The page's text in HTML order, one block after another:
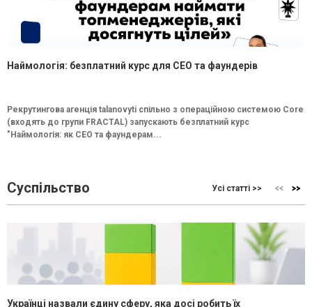
Наймологія: безплатний курс для CEO та фаундерів
Рекрутингова агенція talanovyti спільно з операційною системою Core
(входять до групи FRACTAL) запускають безплатний курс
"Наймологія: як СEO та фаундерам...
Суспільство Усі статті >>
Українці назвали єдину сферу, яка досі робить їх